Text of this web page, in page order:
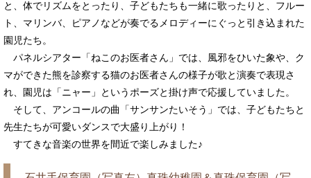
と、体でリズムをとったり、子どもたちも一緒に歌ったりと、フルー
ト、マリンバ、ピアノなどが奏でるメロディーにぐっと引き込まれた
園児たち。
パネルシアター「ねこのお医者さん」では、風邪をひいた象や、ク
マができた熊を診察する猫のお医者さんの様子が歌と演奏で表現さ
れ、園児は「ニャー」というポーズと掛け声で応援していました。
そして、アンコールの曲「サンサンたいそう」では、子どもたちと
先生たちが可愛いダンスで大盛り上がり！
すてきな音楽の世界を間近で楽しみました♪